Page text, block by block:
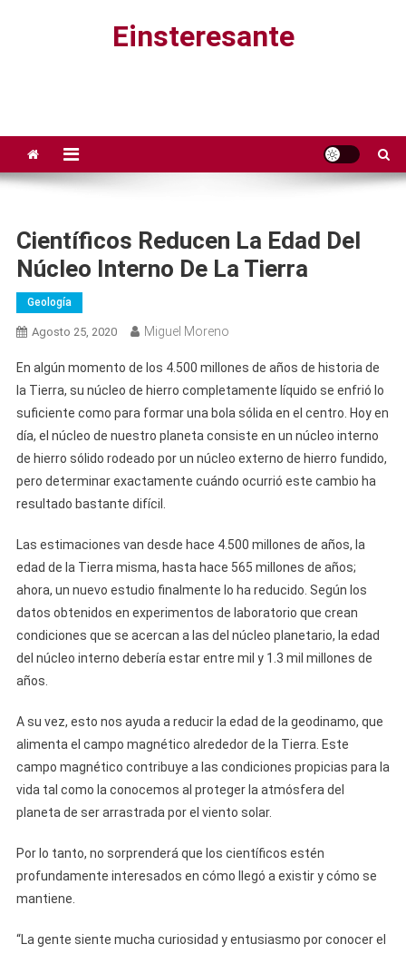
Einsteresante
Científicos Reducen La Edad Del
Núcleo Interno De La Tierra
Geología
Agosto 25, 2020 Miguel Moreno
En algún momento de los 4.500 millones de años de historia de
la Tierra, su núcleo de hierro completamente líquido se enfrió lo
suficiente como para formar una bola sólida en el centro. Hoy en
día, el núcleo de nuestro planeta consiste en un núcleo interno
de hierro sólido rodeado por un núcleo externo de hierro fundido,
pero determinar exactamente cuándo ocurrió este cambio ha
resultado bastante difícil.
Las estimaciones van desde hace 4.500 millones de años, la
edad de la Tierra misma, hasta hace 565 millones de años;
ahora, un nuevo estudio finalmente lo ha reducido. Según los
datos obtenidos en experimentos de laboratorio que crean
condiciones que se acercan a las del núcleo planetario, la edad
del núcleo interno debería estar entre mil y 1.3 mil millones de
años.
A su vez, esto nos ayuda a reducir la edad de la geodinamo, que
alimenta el campo magnético alrededor de la Tierra. Este
campo magnético contribuye a las condiciones propicias para la
vida tal como la conocemos al proteger la atmósfera del
planeta de ser arrastrada por el viento solar.
Por lo tanto, no sorprenderá que los científicos estén
profundamente interesados ​​en cómo llegó a existir y cómo se
mantiene.
“La gente siente mucha curiosidad y entusiasmo por conocer el